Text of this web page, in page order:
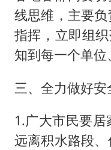
线思维，主要
指挥，立即组
知到每一个单位
三、全力做好安
1.广大市民要居
远离积水路段